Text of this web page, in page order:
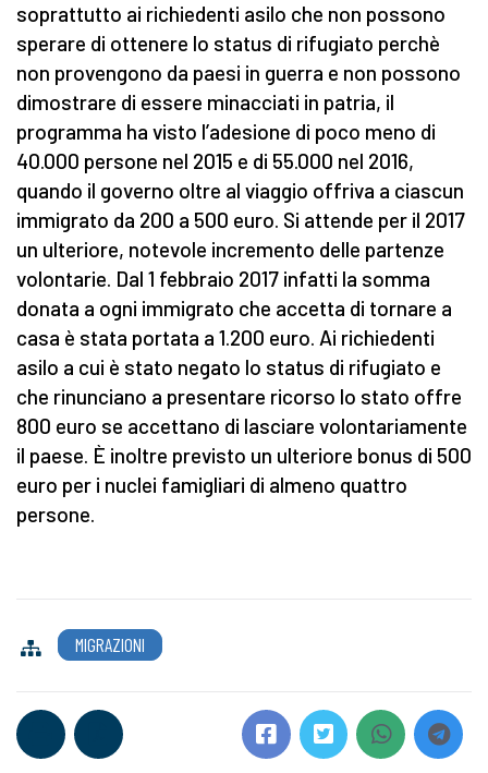
soprattutto ai richiedenti asilo che non possono
sperare di ottenere lo status di rifugiato perchè
non provengono da paesi in guerra e non possono
dimostrare di essere minacciati in patria, il
programma ha visto l’adesione di poco meno di
40.000 persone nel 2015 e di 55.000 nel 2016,
quando il governo oltre al viaggio offriva a ciascun
immigrato da 200 a 500 euro. Si attende per il 2017
un ulteriore, notevole incremento delle partenze
volontarie. Dal 1 febbraio 2017 infatti la somma
donata a ogni immigrato che accetta di tornare a
casa è stata portata a 1.200 euro. Ai richiedenti
asilo a cui è stato negato lo status di rifugiato e
che rinunciano a presentare ricorso lo stato offre
800 euro se accettano di lasciare volontariamente
il paese. È inoltre previsto un ulteriore bonus di 500
euro per i nuclei famigliari di almeno quattro
persone.
MIGRAZIONI